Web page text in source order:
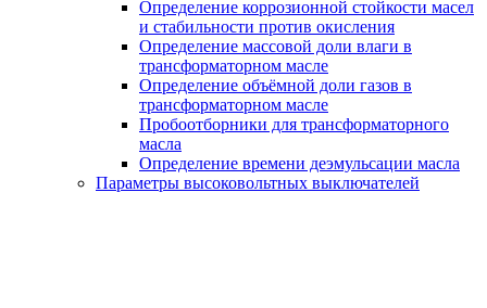
Определение коррозионной стойкости масел
и стабильности против окисления
Определение массовой доли влаги в
трансформаторном масле
Определение объёмной доли газов в
трансформаторном масле
Пробоотборники для трансформаторного
масла
Определение времени деэмульсации масла
Параметры высоковольтных выключателей